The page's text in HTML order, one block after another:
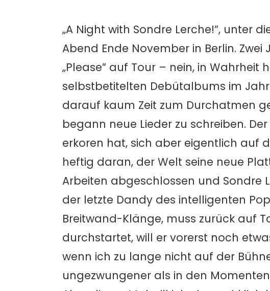
„A Night with Sondre Lerche!”, unter
Abend Ende November in Berlin.
„Please” auf Tour – nein, in
selbstbetitelten Debütalbums im Jahr
darauf kaum Zeit zum Durchatmen
begann neue Lieder zu schreiben.
erkoren hat, sich aber eigentlich auf
heftig daran, der Welt seine neue
Arbeiten abgeschlossen und Sondre
der letzte Dandy des intelligenten
Breitwand-Klänge, muss zurück auf
durchstartet, will er vorerst noch
wenn ich zu lange nicht auf der
ungezwungener als in den